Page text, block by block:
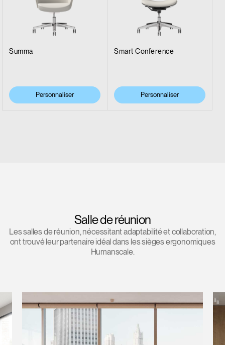
Summa
Personnaliser
Smart Conference
Personnaliser
Salle de réunion
Les salles de réunion, nécessitant adaptabilité et collaboration,
ont trouvé leur partenaire idéal dans les sièges ergonomiques
Humanscale.